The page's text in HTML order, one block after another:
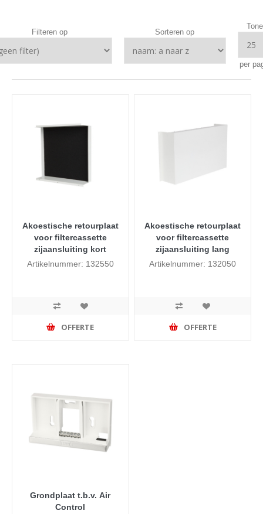
Filteren op Sorteren op
per
Akoestische retourplaat
voor filtercassette
zijaansluiting kort
Artikelnummer: 132550
OFFERTE
Akoestische retourplaat
voor filtercassette
zijaansluiting lang
Artikelnummer: 132050
OFFERTE
Grondplaat t.b.v. Air
Control